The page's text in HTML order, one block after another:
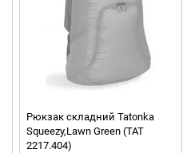
Рюкзак складний Tatonka
Squeezy,Lawn Green (TAT
2217.404)